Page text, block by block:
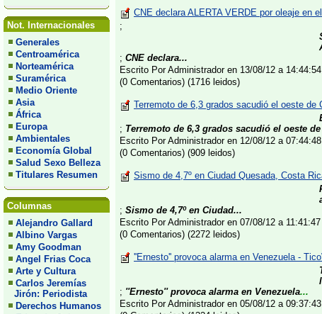
Not. Internacionales
Generales
Centroamérica
Norteamérica
Suramérica
Medio Oriente
Asia
África
Europa
Ambientales
Economía Global
Salud Sexo Belleza
Titulares Resumen
Columnas
Alejandro Gallard
Albino Vargas
Amy Goodman
Angel Frias Coca
Arte y Cultura
Carlos Jeremías
Jirón: Periodista
Derechos Humanos
CNE declara ALERTA VERDE por oleaje en
;
; CNE declara...
Escrito Por Administrador en 13/08/12 a
(0 Comentarios) (1716 leidos)
Terremoto de 6,3 grados sacudió el oeste de
; Terremoto de 6,3 grados sacudió el oeste
Escrito Por Administrador en 12/08/12 a
(0 Comentarios) (909 leidos)
Sismo de 4,7º en Ciudad Quesada, Costa
; Sismo de 4,7º en Ciudad...
Escrito Por Administrador en 07/08/12 a
(0 Comentarios) (2272 leidos)
''Ernesto'' provoca alarma en Venezuela -
; ''Ernesto'' provoca alarma en Venezuela...
Escrito Por Administrador en 05/08/12 a